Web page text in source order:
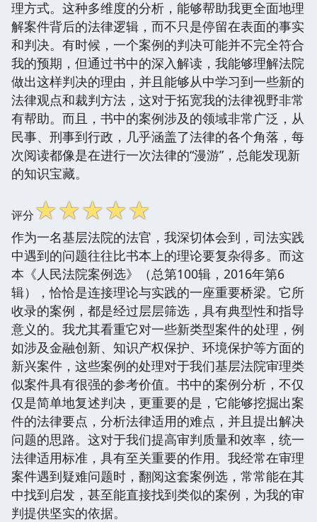
理方式。这种多维度的分析，能够帮助我更全面地理
解案件背后的法律逻辑，而不只是停留在表面的事实
和判决。有时候，一个案例的判决可能并不完全符合
我的预期，但通过书中的深入解读，我能够理解法院
做出这样判决的理由，并且能够从中学习到一些新的
法律观点和裁判方法，这对于拓宽我的法律视野非常
有帮助。而且，书中的案例涉及的领域非常广泛，从
民事、刑事到行政，几乎涵盖了法律的各个角落，每
次阅读都像是在进行一次法律的“漫游”，总能发现新
的知识宝藏。
评分☆☆☆☆☆
作为一名基层法院的法官，我深切体会到，司法实践
中遇到的问题往往比书本上的理论要复杂得多。而这
本《人民法院案例选》（总第100辑，2016年第6
辑），恰恰是连接理论与实践的一座重要桥梁。它所
收录的案例，都是经过层层筛选，具有典型性和指导
意义的。我尤其看重它对一些新类型案件的处理，例
如涉及金融创新、知识产权保护、环境保护等方面的
新兴案件，这些案例的处理对于我们基层法院审理类
似案件具有很强的参考价值。书中的案例分析，不仅
仅是简单地复述判决，更重要的是，它能够挖掘出案
件的法律要点，分析法律适用的难点，并且提出解决
问题的思路。这对于我们提高审判质量和效率，统一
法律适用标准，具有至关重要的作用。我经常在审理
案件遇到疑难问题时，翻阅这套案例选，常常能在其
中找到启发，甚至能直接找到类似的案例，为我的审
判提供坚实的依据。